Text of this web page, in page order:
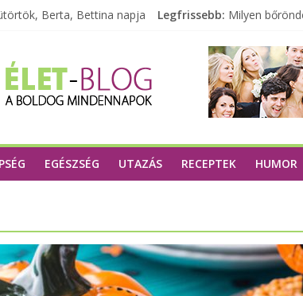
Berta, Bettina napja Legfrissebb: Milyen
Tartalék
Különleges
A zöld
EGÉSZSÉG UTAZÁS RECEPTEK HUMOR